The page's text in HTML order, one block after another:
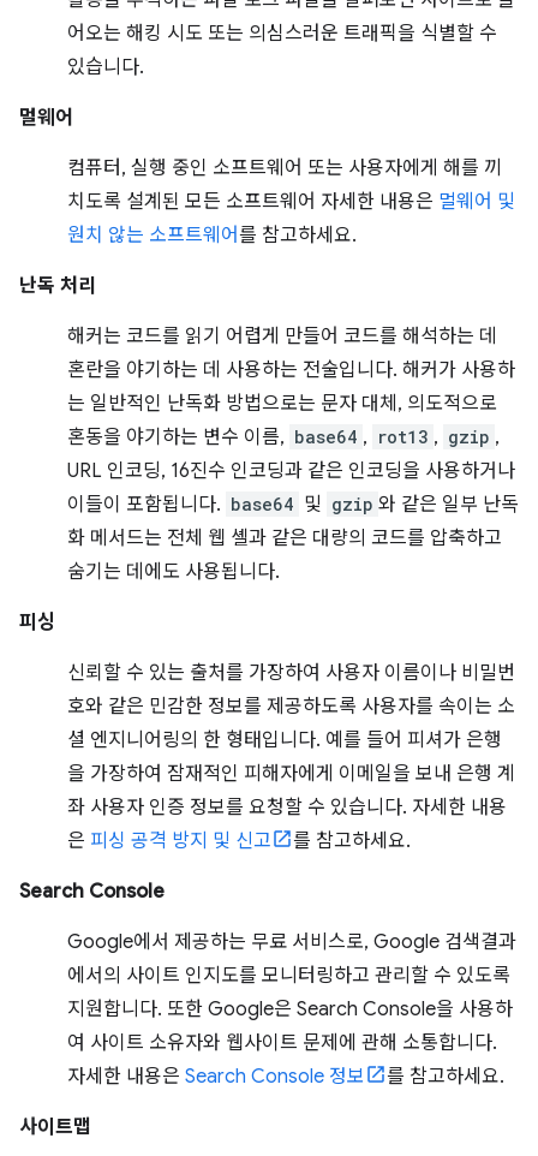
어오는 해킹 시도 또는 의심스러운 트래픽을 식별할 수
있습니다.
멀웨어
컴퓨터, 실행 중인 소프트웨어 또는 사용자에게 해를 끼
치도록 설계된 모든 소프트웨어 자세한 내용은 멀웨어 및
원치 않는 소프트웨어를 참고하세요.
난독 처리
해커는 코드를 읽기 어렵게 만들어 코드를 해석하는 데
혼란을 야기하는 데 사용하는 전술입니다. 해커가 사용하
는 일반적인 난독화 방법으로는 문자 대체, 의도적으로
혼동을 야기하는 변수 이름, base64 , rot13 , gzip ,
URL 인코딩, 16진수 인코딩과 같은 인코딩을 사용하거나
이들이 포함됩니다. base64 및 gzip 와 같은 일부 난독
화 메서드는 전체 웹 셸과 같은 대량의 코드를 압축하고
숨기는 데에도 사용됩니다.
피싱
신뢰할 수 있는 출처를 가장하여 사용자 이름이나 비밀번
호와 같은 민감한 정보를 제공하도록 사용자를 속이는 소
셜 엔지니어링의 한 형태입니다. 예를 들어 피셔가 은행
을 가장하여 잠재적인 피해자에게 이메일을 보내 은행 계
좌 사용자 인증 정보를 요청할 수 있습니다. 자세한 내용
은 피싱 공격 방지 및 신고 를 참고하세요.
Search Console
Google에서 제공하는 무료 서비스로, Google 검색결과
에서의 사이트 인지도를 모니터링하고 관리할 수 있도록
지원합니다. 또한 Google은 Search Console을 사용하
여 사이트 소유자와 웹사이트 문제에 관해 소통합니다.
자세한 내용은 Search Console 정보 를 참고하세요.
사이트맵